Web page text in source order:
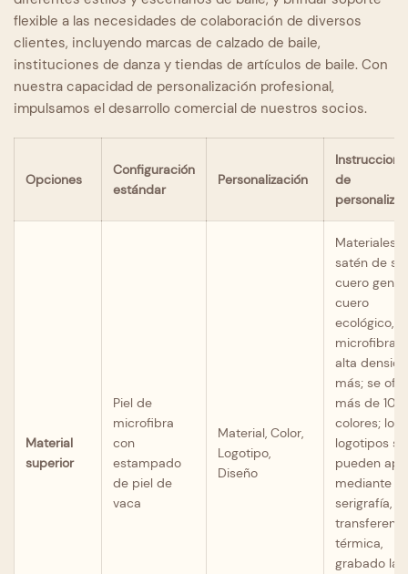
flexible a las necesidades de colaboración de diversos
clientes, incluyendo marcas de calzado de baile,
instituciones de danza y tiendas de artículos de baile. Con
nuestra capacidad de personalización profesional,
impulsamos el desarrollo comercial de nuestros socios.
Opciones
Configuración
estándar
Personalización
de
Material
superior
Piel de
microfibra
con
estampado
de piel de
vaca
Material, Color,
Logotipo,
Diseño
Materiales:
satén de
cuero
cuero
ecológico,
microfibra
alta
más; se
más de 100
colores; los
logotipos se
pueden
mediante
serigrafía,
térmica,
grabado